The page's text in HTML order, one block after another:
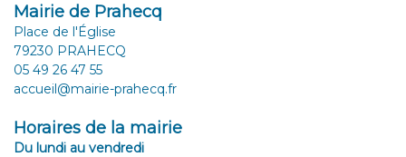
Mairie de Prahecq
Place de l'Église
79230 PRAHECQ
05 49 26 47 55
accueil@mairie-prahecq.fr
Horaires de la mairie
Du lundi au vendredi